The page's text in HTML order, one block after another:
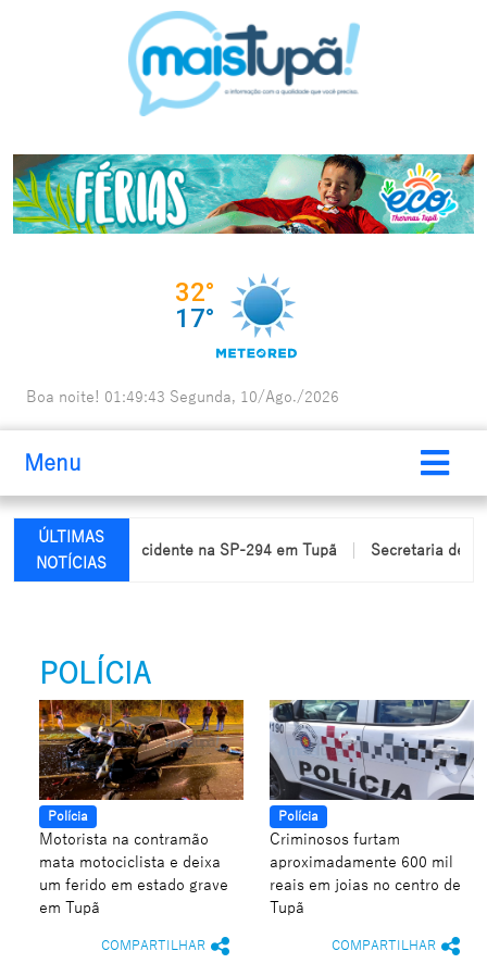
Boa noite! 01:49:44 Segunda, 10/Ago./2026
Menu
ÚLTIMAS
NOTÍCIAS
feridas em acidente na SP-294 em Tupã Secretaria de
POLÍCIA
Polícia
Motorista na contramão
mata motociclista e deixa
um ferido em estado grave
em Tupã
COMPARTILHAR
Polícia
Criminosos furtam
aproximadamente 600 mil
reais em joias no centro de
Tupã
COMPARTILHAR